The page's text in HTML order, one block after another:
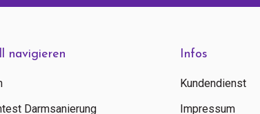
navigieren
Darmsanierung
Infos
Kundendienst
Impressum